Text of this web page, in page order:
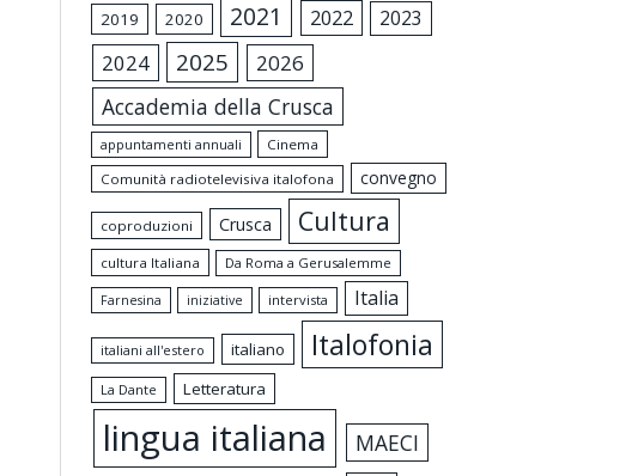
2019 2020 2021 2022 2023
2024 2025 2026
Accademia della Crusca
appuntamenti annuali
Cinema
Comunità radiotelevisiva italofona
convegno
coproduzioni Crusca Cultura
cultura Italiana Da Roma a Gerusalemme
Farnesina iniziative intervista Italia
italiani all'estero italiano Italofonia
La Dante Letteratura
lingua italiana MAECI